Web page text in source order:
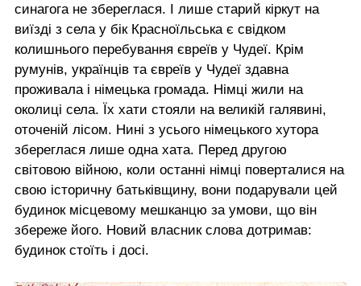
синагога не збереглася. І лише старий кіркут на
виїзді з села у бік Красноїльська є свідком
колишнього перебування євреїв у Чудеї. Крім
румунів, українців та євреїв у Чудеї здавна
проживала і німецька громада. Німці жили на
околиці села. Їх хати стояли на великій галявині,
оточеній лісом. Нині з усього німецького хутора
збереглася лише одна хата. Перед другою
світовою війною, коли останні німці поверталися на
свою історичну батьківщину, вони подарували цей
будинок місцевому мешканцю за умови, що він
збереже його. Новий власник слова дотримав:
будинок стоїть і досі.